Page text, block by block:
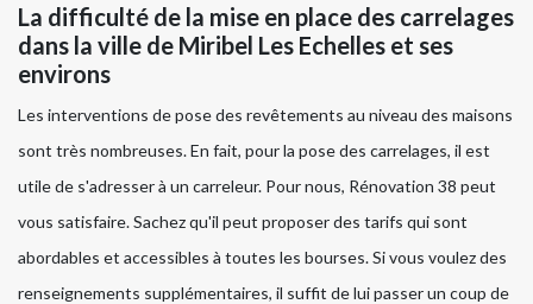
La difficulté de la mise en place des carrelages
dans la ville de Miribel Les Echelles et ses
environs
Les interventions de pose des revêtements au niveau des maisons
sont très nombreuses. En fait, pour la pose des carrelages, il est
utile de s'adresser à un carreleur. Pour nous, Rénovation 38 peut
vous satisfaire. Sachez qu'il peut proposer des tarifs qui sont
abordables et accessibles à toutes les bourses. Si vous voulez des
renseignements supplémentaires, il suffit de lui passer un coup de